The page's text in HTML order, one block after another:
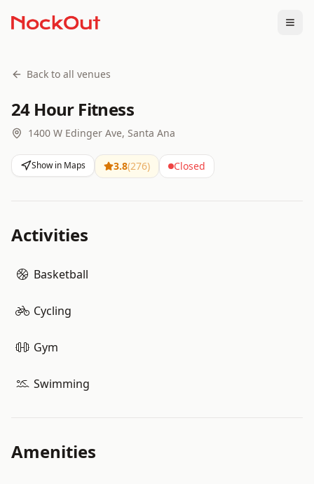
Back to all venues
24 Hour Fitness
1400 W Edinger Ave, Santa Ana
Show in Maps 3.8(276) Closed
Activities
Basketball
Cycling
Gym
Swimming
Amenities